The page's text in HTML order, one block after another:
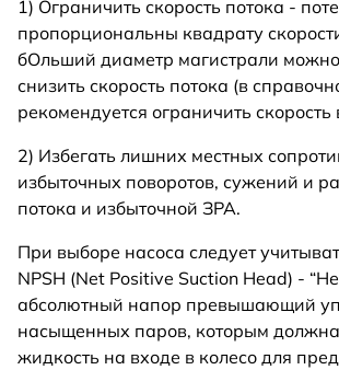
1) Ограничить скорость потока -
пропорциональны квадрату
бОльший диаметр магистрали
снизить скорость потока (в
рекомендуется ограничить скорость
2) Избегать лишних местных
избыточных поворотов, сужений и
потока и избыточной ЗРА.
При выборе насоса следует
NPSH (Net Positive Suction Head) -
абсолютный напор превышающий
насыщенных паров, которым должна
жидкость на входе в колесо для